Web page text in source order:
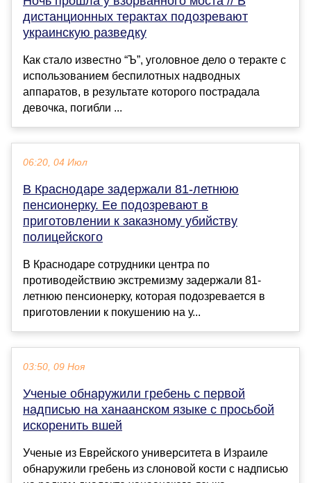
дистанционных терактах подозревают
украинскую разведку
Как стало известно “Ъ”, уголовное дело о теракте с
использованием беспилотных надводных
аппаратов, в результате которого пострадала
девочка, погибли ...
06:20, 04 Июл
В Краснодаре задержали 81-летнюю
пенсионерку. Ее подозревают в
приготовлении к заказному убийству
полицейского
В Краснодаре сотрудники центра по
противодействию экстремизму задержали 81-
летнюю пенсионерку, которая подозревается в
приготовлении к покушению на у...
03:50, 09 Ноя
Ученые обнаружили гребень с первой
надписью на ханаанском языке с просьбой
искоренить вшей
Ученые из Еврейского университета в Израиле
обнаружили гребень из слоновой кости с надписью